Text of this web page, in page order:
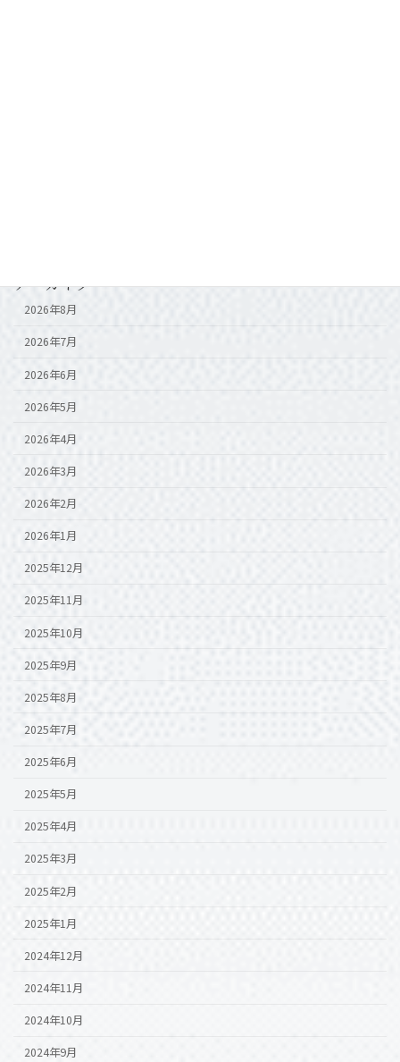
アーカイブ
2026年8月
2026年7月
2026年6月
2026年5月
2026年4月
2026年3月
2026年2月
2026年1月
2025年12月
2025年11月
2025年10月
2025年9月
2025年8月
2025年7月
2025年6月
2025年5月
2025年4月
2025年3月
2025年2月
2025年1月
2024年12月
2024年11月
2024年10月
2024年9月